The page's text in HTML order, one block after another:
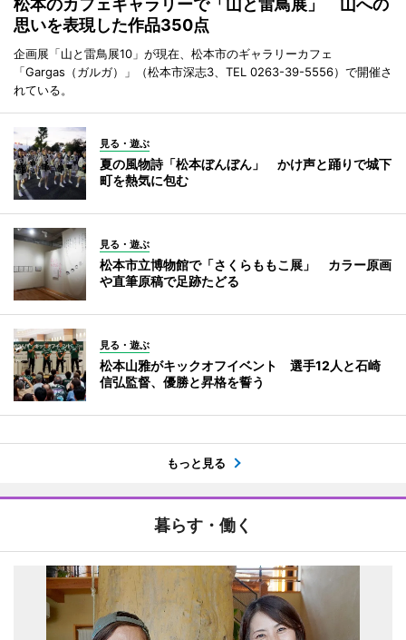
松本のカフェギャラリーで「山と雷鳥展」 山への
思いを表現した作品350点
企画展「山と雷鳥展10」が現在、松本市のギャラリーカフェ
「Gargas（ガルガ）」（松本市深志3、TEL 0263-39-5556）で開催さ
れている。
見る・遊ぶ
夏の風物詩「松本ぼんぼん」 かけ声と踊りで城下
町を熱気に包む
見る・遊ぶ
松本市立博物館で「さくらももこ展」 カラー原画
や直筆原稿で足跡たどる
見る・遊ぶ
松本山雅がキックオフイベント 選手12人と石崎
信弘監督、優勝と昇格を誓う
もっと見る
暮らす・働く